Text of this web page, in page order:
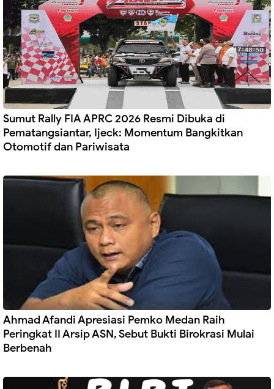
Sumut Rally FIA APRC 2026 Resmi Dibuka di
Pematangsiantar, Ijeck: Momentum Bangkitkan
Otomotif dan Pariwisata
Ahmad Afandi Apresiasi Pemko Medan Raih
Peringkat II Arsip ASN, Sebut Bukti Birokrasi Mulai
Berbenah